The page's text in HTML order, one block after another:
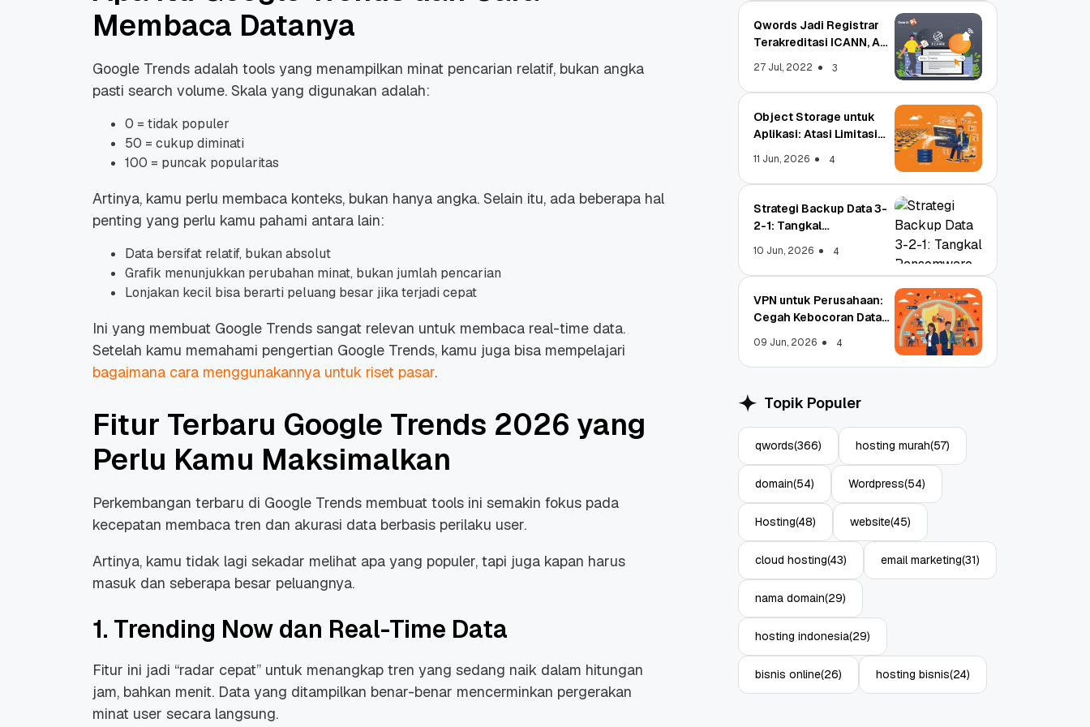
Membaca Datanya
Google Trends adalah tools yang menampilkan minat pencarian relatif, bukan angka
pasti search volume. Skala yang digunakan adalah:
0 = tidak populer
50 = cukup diminati
100 = puncak popularitas
Artinya, kamu perlu membaca konteks, bukan hanya angka. Selain itu, ada beberapa hal
penting yang perlu kamu pahami antara lain:
Data bersifat relatif, bukan absolut
Grafik menunjukkan perubahan minat, bukan jumlah pencarian
Lonjakan kecil bisa berarti peluang besar jika terjadi cepat
Ini yang membuat Google Trends sangat relevan untuk membaca real-time data.
Setelah kamu memahami pengertian Google Trends, kamu juga bisa mempelajari
bagaimana cara menggunakannya untuk riset pasar.
Fitur Terbaru Google Trends 2026 yang
Perlu Kamu Maksimalkan
Perkembangan terbaru di Google Trends membuat tools ini semakin fokus pada
kecepatan membaca tren dan akurasi data berbasis perilaku user.
Artinya, kamu tidak lagi sekadar melihat apa yang populer, tapi juga kapan harus
masuk dan seberapa besar peluangnya.
1. Trending Now dan Real-Time Data
Fitur ini jadi “radar cepat” untuk menangkap tren yang sedang naik dalam hitungan
jam, bahkan menit. Data yang ditampilkan benar-benar mencerminkan pergerakan
minat user secara langsung.
Qwords Jadi Registrar
Terakreditasi ICANN, Apa
27 Jul, 2022 3
Object Storage untuk
Aplikasi: Atasi Limitasi
11 Jun, 2026 4
Strategi Backup Data 3-
2-1: Tangkal
10 Jun, 2026 4
VPN untuk Perusahaan:
Cegah Kebocoran Data
09 Jun, 2026 4
Topik Populer
qwords(366) hosting murah(57)
domain(54) Wordpress(54)
Hosting(48) website(45)
cloud hosting(43) email marketing(31)
nama domain(29)
hosting indonesia(29)
bisnis online(26) hosting bisnis(24)